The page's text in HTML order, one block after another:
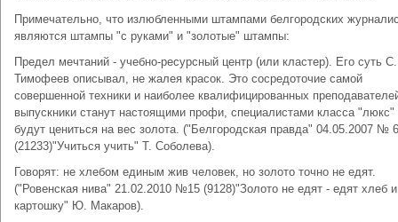
Примечательно, что излюбленными штампами белгородских
являются штампы "с руками" и "золотые" штампы:
Предел мечтаний - учебно-ресурсный центр (или кластер). Его суть
Тимофеев описывал, не жалея красок. Это сосредоточие самой
совершенной техники и наиболее квалифицированных
выпускники станут настоящими профи, специалистами класса "люкс"
будут цениться на вес золота. ("Белгородская правда" 04.05.2007 №
(21233)"Учиться учить" Т. Соболева).
Говорят: не хлебом единым жив человек, но золото точно не едят.
("Ровенская нива" 21.02.2010 №15 (9128)"Золото не едят - едят хлеб и
картошку" Ю. Макаров).